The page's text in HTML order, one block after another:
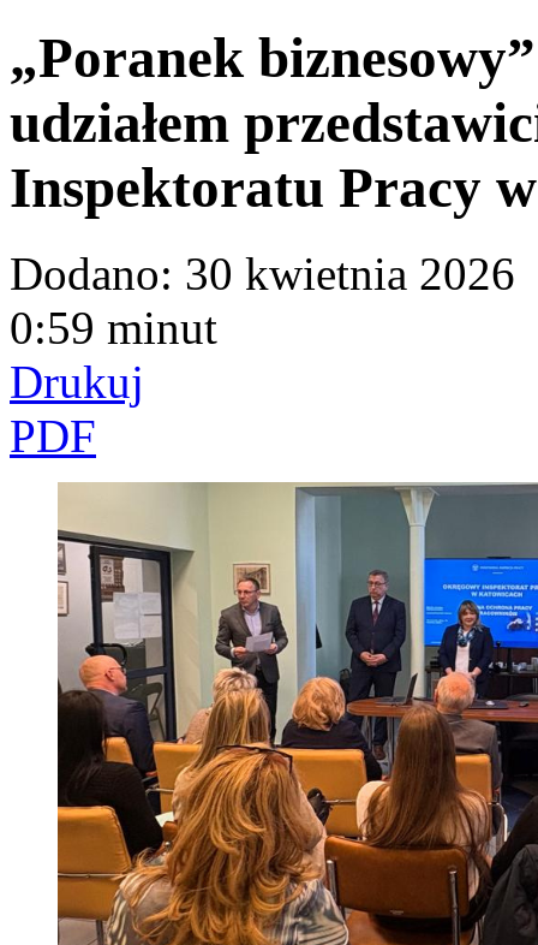
„Poranek
udziałem
Inspektoratu Pracy
Dodano: 30 kwietnia 2026
0:59 minut
Drukuj
PDF